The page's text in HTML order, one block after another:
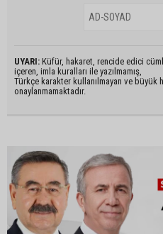
UYARI: Küfür, hakaret, rencide edici
içeren, imla kuralları ile yazılmamış,
Türkçe karakter kullanılmayan ve büyük
onaylanmamaktadır.